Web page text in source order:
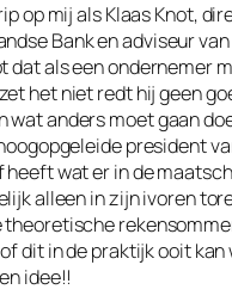
op mij als Klaas Knot,
Bank en adviseur
dat als een ondernemer
het niet redt hij geen
wat anders moet gaan
president
heeft wat er in de
alleen in zijn ivoren
dit in de praktijk ooit kan
idee!!